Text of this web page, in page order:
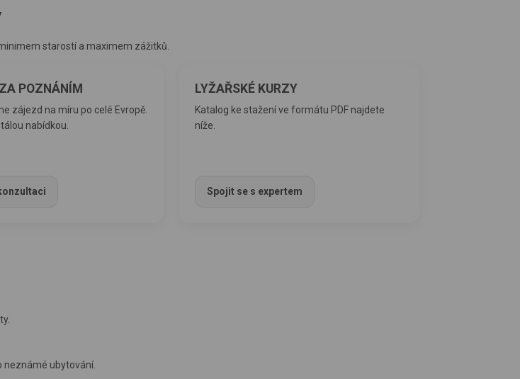
starostí a maximem zážitků.
POZNÁNÍM
zájezd na míru po celé Evropě.
nabídkou.
LYŽAŘSKÉ KURZY
Katalog ke stažení ve formátu PDF najdete
níže.
Spojit se s expertem
neznámé ubytování.